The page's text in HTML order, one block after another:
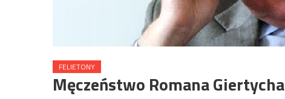
FELIETONY
Męczeństwo Romana Giertycha